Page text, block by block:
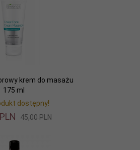
krem do masażu
175 ml
dostępny!
PLN 45,00 PLN